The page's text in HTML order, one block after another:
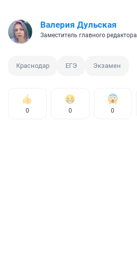
Валерия Дульская
Заместитель главного редактора
Краснодар ЕГЭ Экзамен
0 0 0